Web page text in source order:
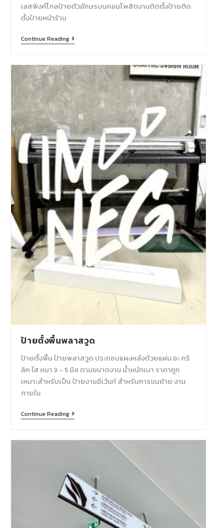
เลสพิงค์โกลป้ายตัวอักษรบนคอมโพสิตงานติดตั้งป้ายติด
ตั้งป้ายหน้าร้าน
Continue Reading
ป้ายตั้งพื้นพลาสวูด
ป้ายตั้งพื้น ป้ายพลาสวูด ประกอบแผงหลังด้วยแผ่น อะ คริ
ลิค ใส หนา 3 - 5 มิล ตามขนาดงาน น้ำหนักเบา ราคาถูก
เหมาะสำหรับเป็น ป้ายงานอีเว้นท์ สำหรับการขนย้าย งาน
ภายใน
Continue Reading